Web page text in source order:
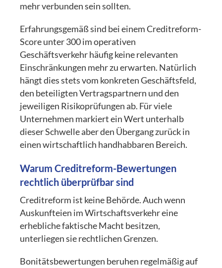
mehr verbunden sein sollten.
Erfahrungsgemäß sind bei einem Creditreform-
Score unter 300 im operativen
Geschäftsverkehr häufig keine relevanten
Einschränkungen mehr zu erwarten. Natürlich
hängt dies stets vom konkreten Geschäftsfeld,
den beteiligten Vertragspartnern und den
jeweiligen Risikoprüfungen ab. Für viele
Unternehmen markiert ein Wert unterhalb
dieser Schwelle aber den Übergang zurück in
einen wirtschaftlich handhabbaren Bereich.
Warum Creditreform-Bewertungen
rechtlich überprüfbar sind
Creditreform ist keine Behörde. Auch wenn
Auskunfteien im Wirtschaftsverkehr eine
erhebliche faktische Macht besitzen,
unterliegen sie rechtlichen Grenzen.
Bonitätsbewertungen beruhen regelmäßig auf